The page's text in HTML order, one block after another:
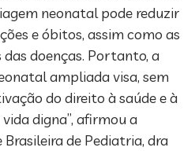
neonatal pode reduzir
e óbitos, assim como as
doenças. Portanto, a
ampliada visa, sem
do direito à saúde e à
digna”, afirmou a
de Pediatria, dra